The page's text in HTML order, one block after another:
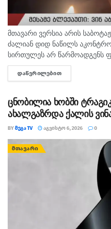
მთავარი ვერსია არის
ძალიან დიდ ნაწილს
სირთულეს არ წარმოადგენს
ამის შესახებ ანალიტიკოსმა
გადაცემაში „360...
ᲓᲐᲬᲕᲠᲘᲚᲔᲑᲘᲗ
ცნობილია ხობში
ახალგაზრდა ქალის
BYᲛᲔᲒᲐ TV ᲐᲒᲕᲘᲡᲢᲝ 6, 2026 0
ᲛᲗᲐᲕᲐᲠᲘ